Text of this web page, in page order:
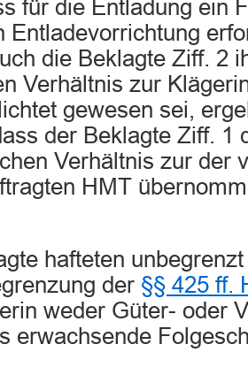
für die Entladung ein
Entladevorrichtung
die Beklagte Ziff. 2
Verhältnis zur
gewesen sei,
der Beklagte Ziff. 1
Verhältnis zur der
HMT
hafteten
der §§ 425 ff.
weder Güter- oder
erwachsende